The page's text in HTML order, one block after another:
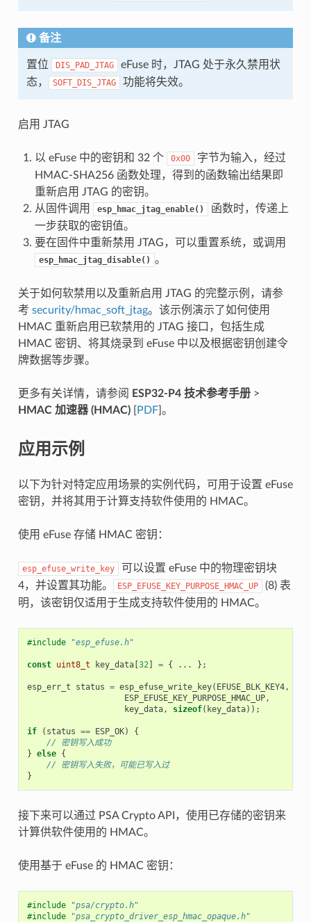
备注
置位 DIS_PAD_JTAG
eFuse 时，JTAG 处于永久禁用状
态，
SOFT_DIS_JTAG 功能将失效。
启用 JTAG
以 eFuse 中的密钥和 32 个 0x00
字节为输入，经过
HMAC-SHA256 函数处理，得到的函数输出结果即
重新启用 JTAG 的密钥。
从固件调用
esp_hmac_jtag_enable()
函数时，传递上
一步获取的密钥值。
要在固件中重新禁用 JTAG，可以重置系统，或调用
esp_hmac_jtag_disable() 。
关于如何软禁用以及重新启用 JTAG 的完整示例，请参
考 security/hmac_soft_jtag。该示例演示了如何使用
HMAC 重新启用已软禁用的 JTAG 接口，包括生成
HMAC 密钥、将其烧录到 eFuse 中以及根据密钥创建令
牌数据等步骤。
更多有关详情，请参阅 ESP32-P4 技术参考手册>
HMAC 加速器 (HMAC)[ PDF]。
应用示例
以下为针对特定应用场景的实例代码，可用于设置 eFuse
密钥，并将其用于计算支持软件使用的 HMAC。
使用 eFuse 存储 HMAC 密钥：
esp_efuse_write_key
可以设置 eFuse 中的物理密钥块
4，并设置其功能。
ESP_EFUSE_KEY_PURPOSE_HMAC_UP
(8) 表
明，该密钥仅适用于生成支持软件使用的 HMAC。
#include "esp_efuse.h"
const uint8_t key_data[32] = { ... };
esp_err_t status = esp_efuse_write_key( EFUSE_BLK_KEY4,
ESP_EFUSE_KEY_PURPOSE_HMAC_UP,
key_data, sizeof( key_data));
if ( status == ESP_OK)
{
// 密钥写入成功
} else {
// 密钥写入失败，可能已写入过
}
接下来可以通过 PSA Crypto API，使用已存储的密钥来
计算供软件使用的 HMAC。
使用基于 eFuse 的 HMAC 密钥：
#include
"psa/crypto.h"
#include
"psa_crypto_driver_esp_hmac_opaque.h"